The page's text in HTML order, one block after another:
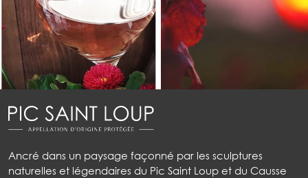
Ancré dans un paysage façonné par les sculptures
naturelles et légendaires du Pic Saint Loup et du Causse